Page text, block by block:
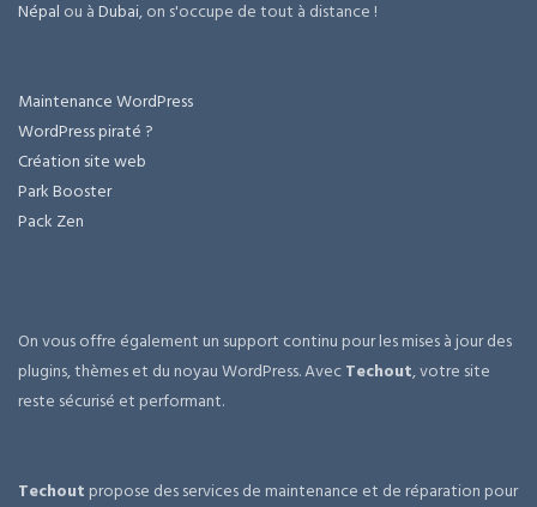
Népal ou àDubai, on s'occupe de tout à distance !
Maintenance WordPress
WordPress piraté ?
Création site web
Park Booster
Pack Zen
On vous offre également un support continu pour les mises à jour des
plugins, thèmes et du noyau WordPress. AvecTechout, votre site
reste sécurisé et performant.
Techout propose des services de maintenance et de réparation pour